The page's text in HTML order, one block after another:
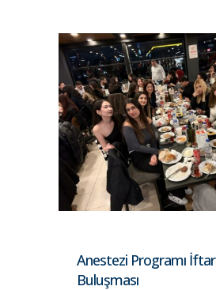
Anestezi Programı İftar
Buluşması